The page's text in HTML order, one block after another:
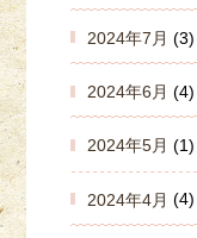
2024年7月 (3)
2024年6月 (4)
2024年5月 (1)
2024年4月 (4)